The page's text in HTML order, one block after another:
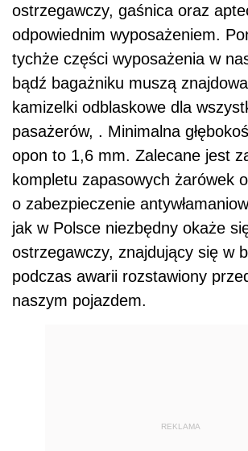
ostrzegawczy, gaśnica oraz
odpowiednim wyposażeniem.
tychże części wyposażenia w
bądź bagażniku muszą
kamizelki odblaskowe dla
pasażerów, . Minimalna
opon to 1,6 mm. Zalecane jest
kompletu zapasowych żarówek
o zabezpieczenie
jak w Polsce niezbędny okaże
ostrzegawczy, znajdujący się w
podczas awarii rozstawiony
naszym pojazdem.
REKLAMA